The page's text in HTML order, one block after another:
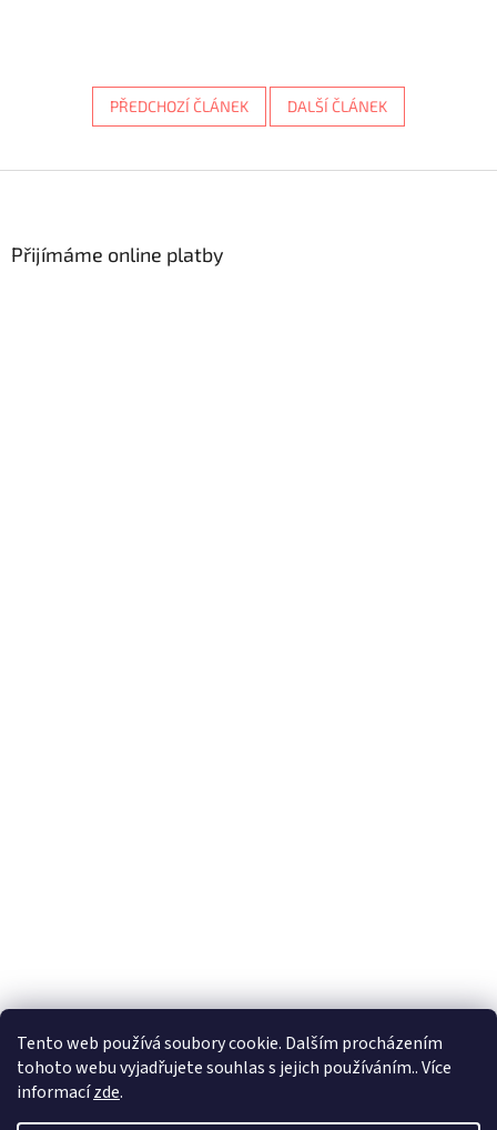
Tento web používá soubory cookie. Dalším procházením
tohoto webu vyjadřujete souhlas s jejich používáním.. Více
informacízde.
PŘEDCHOZÍ ČLÁNEK DALŠÍ ČLÁNEK
Přijímáme online platby